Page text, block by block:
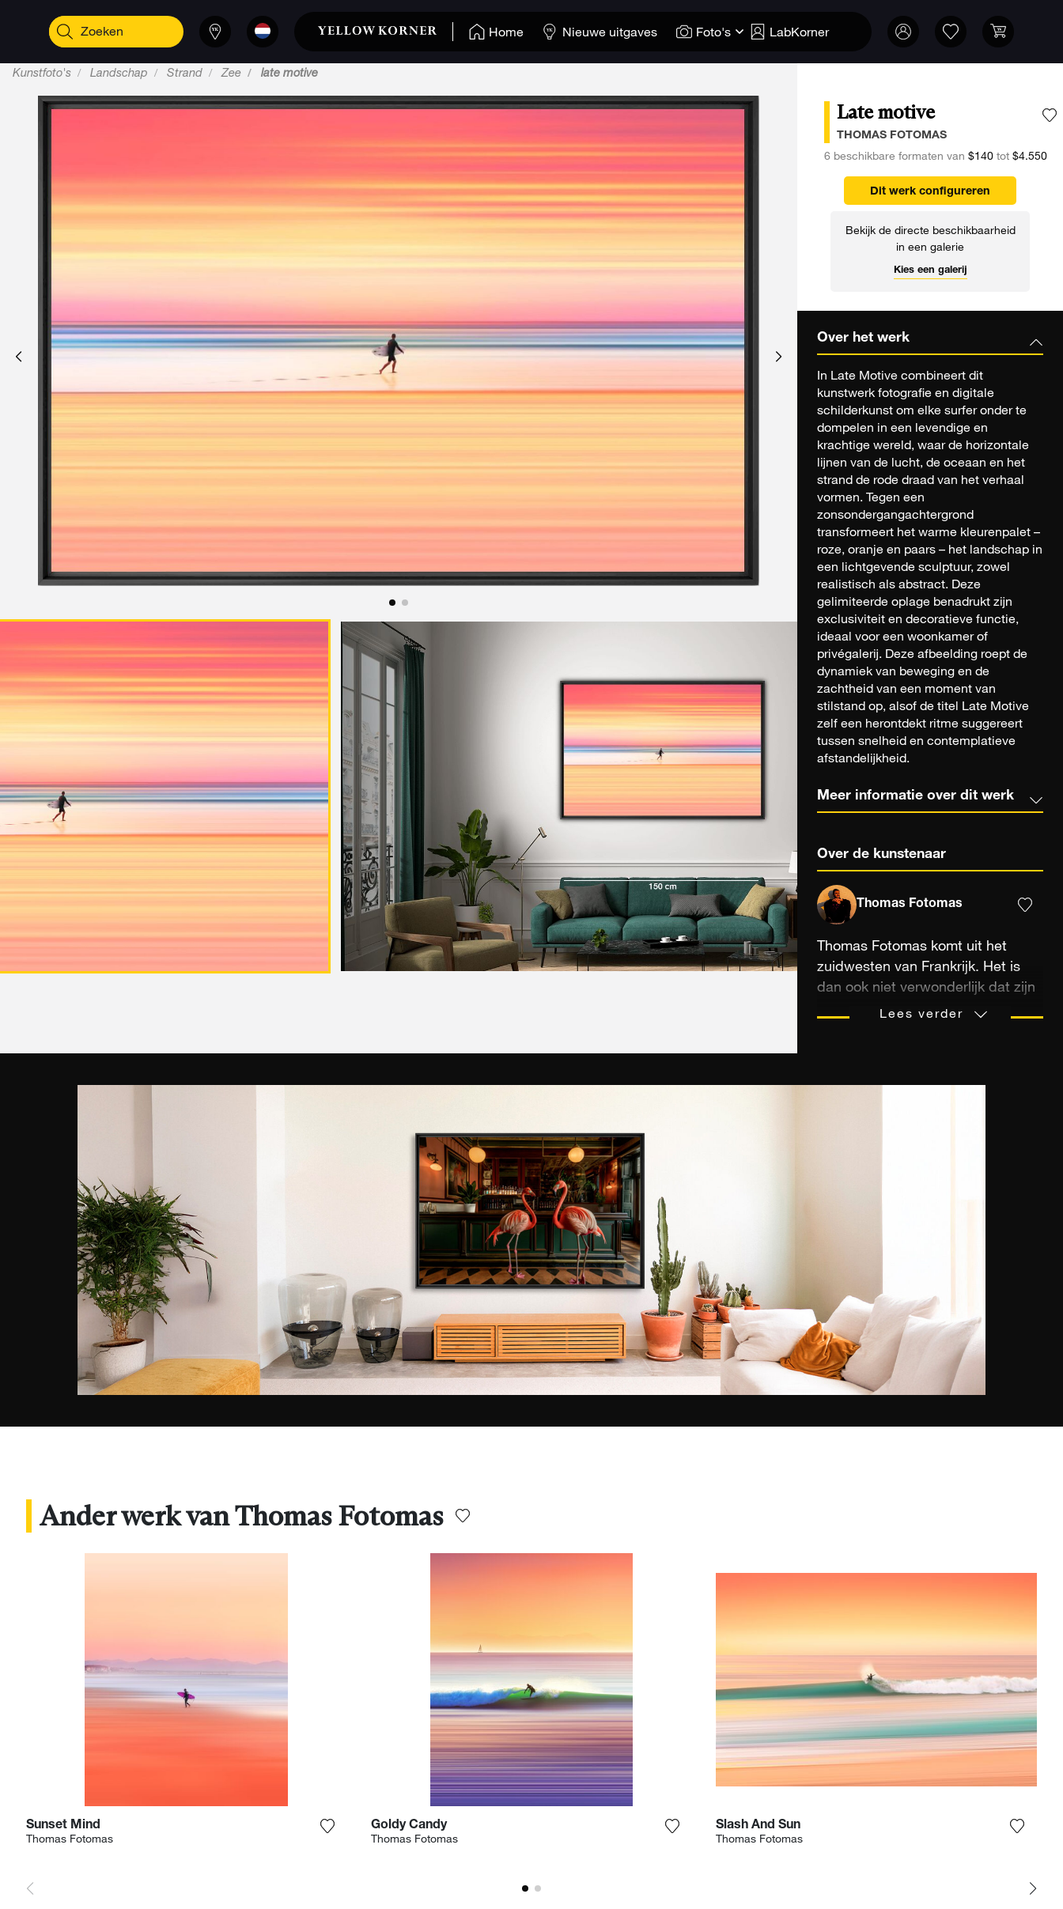
Home Nieuwe uitgaves Foto's LabKorner
Kunstfoto's Landschap Strand Zee late motive
Late motive
THOMAS FOTOMAS
6 beschikbare formaten van $140tot $4.550
Dit werk configureren
Bekijk de directe beschikbaarheid
in een galerie
Kies een galerij
Over het werk
In Late Motive combineert dit
kunstwerk fotografie en digitale
schilderkunst om elke surfer onder te
dompelen in een levendige en
krachtige wereld, waar de horizontale
lijnen van de lucht, de oceaan en het
strand de rode draad van het verhaal
vormen. Tegen een
zonsondergangachtergrond
transformeert het warme kleurenpalet –
roze, oranje en paars – het landschap in
een lichtgevende sculptuur, zowel
realistisch als abstract. Deze
gelimiteerde oplage benadrukt zijn
exclusiviteit en decoratieve functie,
ideaal voor een woonkamer of
privégalerij. Deze afbeelding roept de
dynamiek van beweging en de
zachtheid van een moment van
stilstand op, alsof de titel Late Motive
zelf een herontdekt ritme suggereert
tussen snelheid en contemplatieve
afstandelijkheid.
Meer informatie over dit werk
Over de kunstenaar
Thomas Fotomas
Thomas Fotomas komt uit het
zuidwesten van Frankrijk. Het is
dan ook niet verwonderlijk dat zijn
belangrijkste inspiratiebron voor
digitaal schilderen met de stylus
van zijn grafische tablet. Zijn
weergaven doen denken aan lange
belichtingstijden en creëren een
illusie. Hij geeft leven aan
Lees verder
Ander werk van Thomas Fotomas
Sunset Mind
Thomas Fotomas Voeg het product toe aan mijn verlanglijst
Goldy Candy
Thomas Fotomas Voeg het product toe aan mijn verlanglijst
Slash And Sun
Thomas Fotomas